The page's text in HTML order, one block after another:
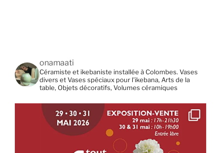
onamaati
Céramiste et ikebaniste installée à Colombes. Vases
divers et Vases spéciaux pour l'ikebana, Arts de la
table, Objets décoratifs, Volumes céramiques